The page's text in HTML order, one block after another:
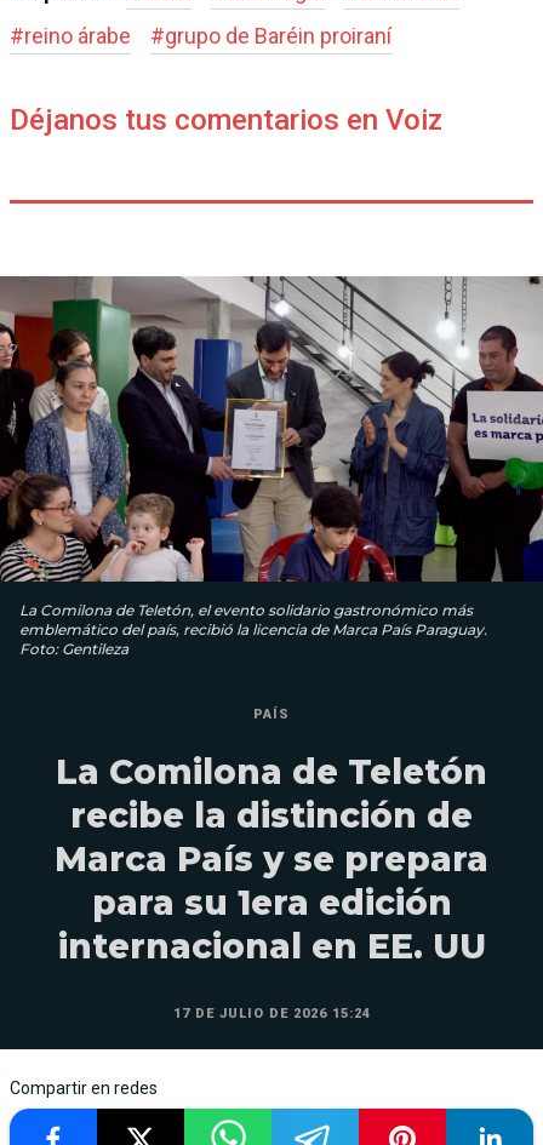
#reino árabe #grupo de Baréin proiraní
Déjanos tus comentarios en Voiz
La Comilona de Teletón, el evento solidario gastronómico más
emblemático del país, recibió la licencia de Marca País Paraguay.
Foto: Gentileza
PAÍS
La Comilona de Teletón
recibe la distinción de
Marca País y se prepara
para su 1era edición
internacional en EE. UU
17 DE JULIO DE 2026 15:24
Compartir en redes